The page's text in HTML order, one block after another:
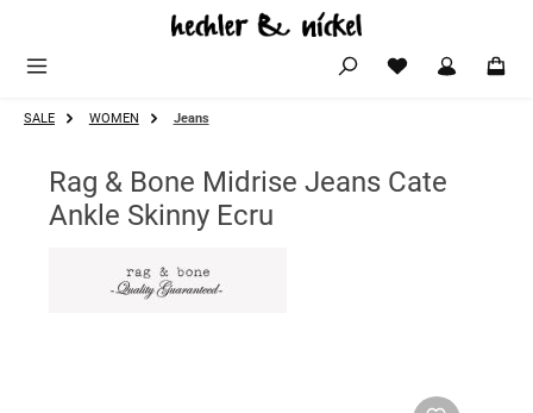
Zum Hauptinhalt springen
SALE WOMEN Jeans
Rag & Bone Midrise Jeans Cate
Ankle Skinny Ecru